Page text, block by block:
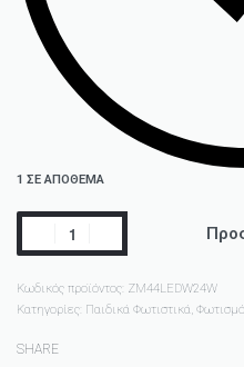
1 ΣΕ ΑΠΌΘΕΜΑ
Κωδικός προϊόντος: ZM44LEDW24W
Κατηγορίες: Παιδικά Φωτιστικά,
SHARE